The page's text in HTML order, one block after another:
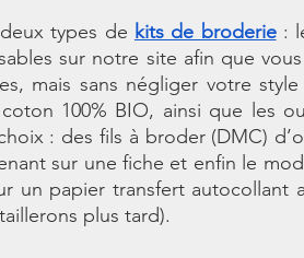
types de kits de broderie :
sur notre site afin que
mais sans négliger votre
100% BIO, ainsi que les
: des fils à broder (DMC)
sur une fiche et enfin le
un papier transfert autocollant
plus tard).